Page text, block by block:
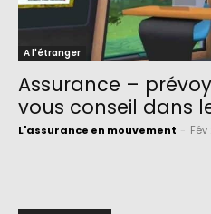
A l'étranger
Assurance –
vous conseil dans
L'assurance en mouvement Fév